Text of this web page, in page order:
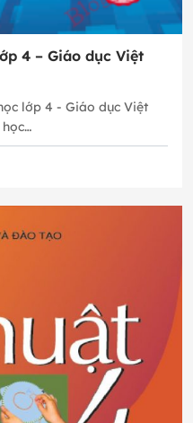
4 – Giáo dục Việt
lớp 4 - Giáo dục Việt